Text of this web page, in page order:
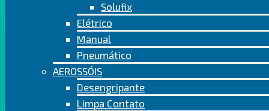
Solufix
Elétrico
Manual
Pneumático
AEROSSÓIS
Desengripante
Limpa Contato